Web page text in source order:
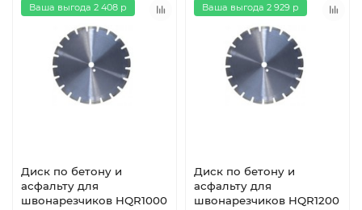
Ваша выгода 2 408 р
Диск по бетону и
асфальту для
швонарезчиков HQR1000
Ваша выгода 2 929 р
Диск по бетону и
асфальту для
швонарезчиков HQR1200